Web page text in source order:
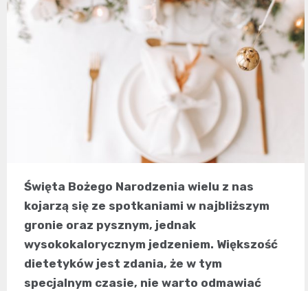
Święta Bożego Narodzenia wielu z nas
kojarzą się ze spotkaniami w najbliższym
gronie oraz pysznym, jednak
wysokokalorycznym jedzeniem. Większość
dietetyków jest zdania, że w tym
specjalnym czasie, nie warto odmawiać